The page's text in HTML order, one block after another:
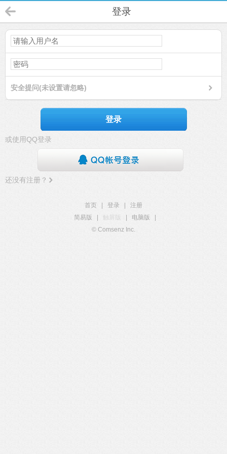
登录
安全提问(未设置请忽略)
登录
或使用QQ登录
还没有注册？
首页 登录
注册
简易版
触屏版 电脑版
© Comsenz Inc.